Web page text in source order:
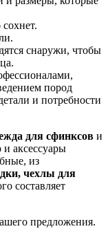
снаружи, чтобы
пород
и потребности
для сфинксов и
аксессуары
из
чехлы для
составляет
предложения.